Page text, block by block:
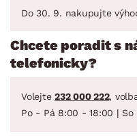
Do 30. 9. nakupujte
Chcete poradit s
telefonicky?
Volejte 232 000 222,
Po - Pá 8:00 - 18:00 |